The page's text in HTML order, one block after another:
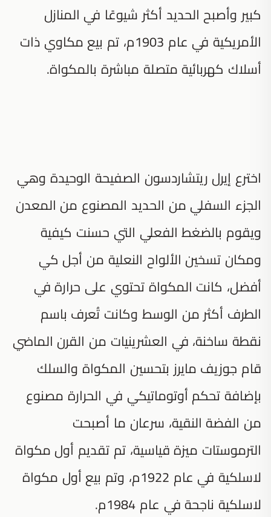
كبير وأصبح الحديد أكثر شيوعًا في المنازل
الأمريكية في عام 1903م، تم بيع مكاوي ذات
أسلاك كهربائية متصلة مباشرة بالمكواة.
اخترع إيرل ريتشاردسون الصفيحة الوحيدة وهي
الجزء السفلي من الحديد المصنوع من المعدن
ويقوم بالضغط الفعلي التي حسنت كيفية
ومكان تسخين الألواح النعلية من أجل كي
أفضل، كانت المكواة تحتوي على حرارة في
الطرف أكثر من الوسط وكانت تُعرف باسم
نقطة ساخنة، في العشرينيات من القرن الماضي
قام جوزيف مايرز بتحسين المكواة والسلك
بإضافة تحكم أوتوماتيكي في الحرارة مصنوع
من الفضة النقية، سرعان ما أصبحت
الترموستات ميزة قياسية، تم تقديم أول مكواة
لاسلكية في عام 1922م، وتم بيع أول مكواة
لاسلكية ناجحة في عام 1984م.